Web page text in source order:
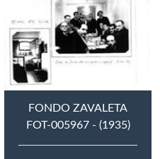
FONDO ZAVALETA
FOT-005967 - (1935)